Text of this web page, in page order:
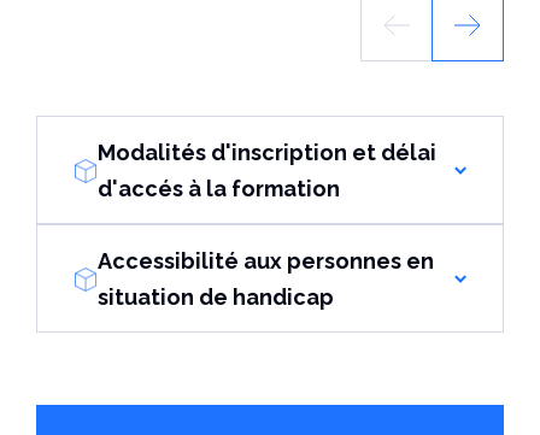
Modalités d'inscription et délai
d'accés à la formation
Accessibilité aux personnes en
situation de handicap